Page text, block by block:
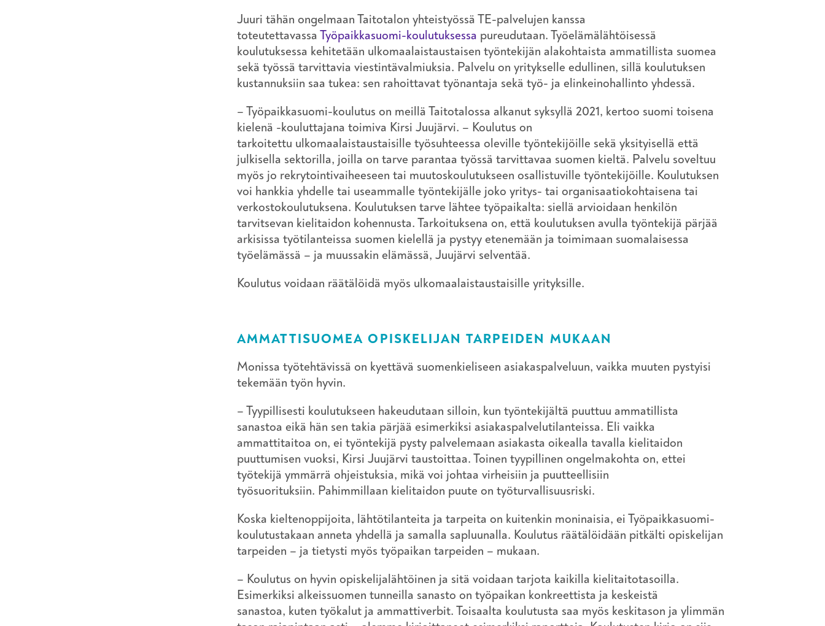
Juuri tähän ongelmaan Taitotalon yhteistyössä TE-palvelujen kanssa
toteutettavassaTyöpaikkasuomi-koulutuksessa pureudutaan. Työelämälähtöisessä
koulutuksessa kehitetään ulkomaalaistaustaisen työntekijän alakohtaista ammatillista suomea
sekä työssä tarvittavia viestintävalmiuksia. Palvelu on yritykselle edullinen, sillä koulutuksen
kustannuksiin saa tukea: sen rahoittavat työnantaja sekä työ- ja elinkeinohallinto yhdessä.
– Työpaikkasuomi-koulutus on meillä Taitotalossa alkanut syksyllä 2021, kertoo suomi toisena
kielenä -kouluttajana toimiva Kirsi Juujärvi. – Koulutus on
tarkoitettu ulkomaalaistaustaisille työsuhteessa oleville työntekijöille sekä yksityisellä että
julkisella sektorilla, joilla on tarve parantaa työssä tarvittavaa suomen kieltä. Palvelu soveltuu
myös jo rekrytointivaiheeseen tai muutoskoulutukseen osallistuville työntekijöille. Koulutuksen
voi hankkia yhdelle tai useammalle työntekijälle joko yritys- tai organisaatiokohtaisena tai
verkostokoulutuksena. Koulutuksen tarve lähtee työpaikalta: siellä arvioidaan henkilön
tarvitsevan kielitaidon kohennusta. Tarkoituksena on, että koulutuksen avulla työntekijä pärjää
arkisissa työtilanteissa suomen kielellä ja pystyy etenemään ja toimimaan suomalaisessa
työelämässä – ja muussakin elämässä, Juujärvi selventää.
Koulutus voidaan räätälöidä myös ulkomaalaistaustaisille yrityksille.
AMMATTISUOMEA OPISKELIJAN TARPEIDEN MUKAAN
Monissa työtehtävissä on kyettävä suomenkieliseen asiakaspalveluun, vaikka muuten pystyisi
tekemään työn hyvin.
– Tyypillisesti koulutukseen hakeudutaan silloin, kun työntekijältä puuttuu ammatillista
sanastoa eikä hän sen takia pärjää esimerkiksi asiakaspalvelutilanteissa. Eli vaikka
ammattitaitoa on, ei työntekijä pysty palvelemaan asiakasta oikealla tavalla kielitaidon
puuttumisen vuoksi, Kirsi Juujärvi taustoittaa. Toinen tyypillinen ongelmakohta on, ettei
työtekijä ymmärrä ohjeistuksia, mikä voi johtaa virheisiin ja puutteellisiin
työsuorituksiin. Pahimmillaan kielitaidon puute on työturvallisuusriski.
Koska kieltenoppijoita, lähtötilanteita ja tarpeita on kuitenkin moninaisia, ei Työpaikkasuomi-
koulutustakaan anneta yhdellä ja samalla sapluunalla. Koulutus räätälöidään pitkälti opiskelijan
tarpeiden – ja tietysti myös työpaikan tarpeiden – mukaan.
– Koulutus on hyvin opiskelijalähtöinen ja sitä voidaan tarjota kaikilla kielitaitotasoilla.
Esimerkiksi alkeissuomen tunneilla sanasto on työpaikan konkreettista ja keskeistä
sanastoa, kuten työkalut ja ammattiverbit. Toisaalta koulutusta saa myös keskitason ja ylimmän